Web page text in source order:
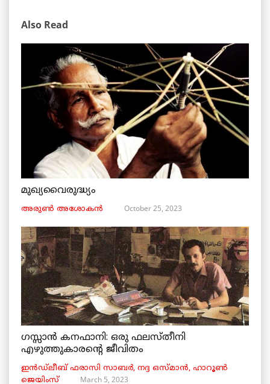
Also Read
മുഖ്യവൈരുദ്ധ്യം
അരുണ്‍ അശോകൻ October 25, 2023
ഗസ്സാൻ കനഫാനി: ഒരു ഫലസ്തീനി
എഴുത്തുകാരന്റെ ജീവിതം
ഇൻഡ്ലീബ് ​​ഫരാസി സാബർ, നദ്ദ ഒസ്മാൻ, ഹാറൂൺ
ജെയിംസ്
March 5, 2023